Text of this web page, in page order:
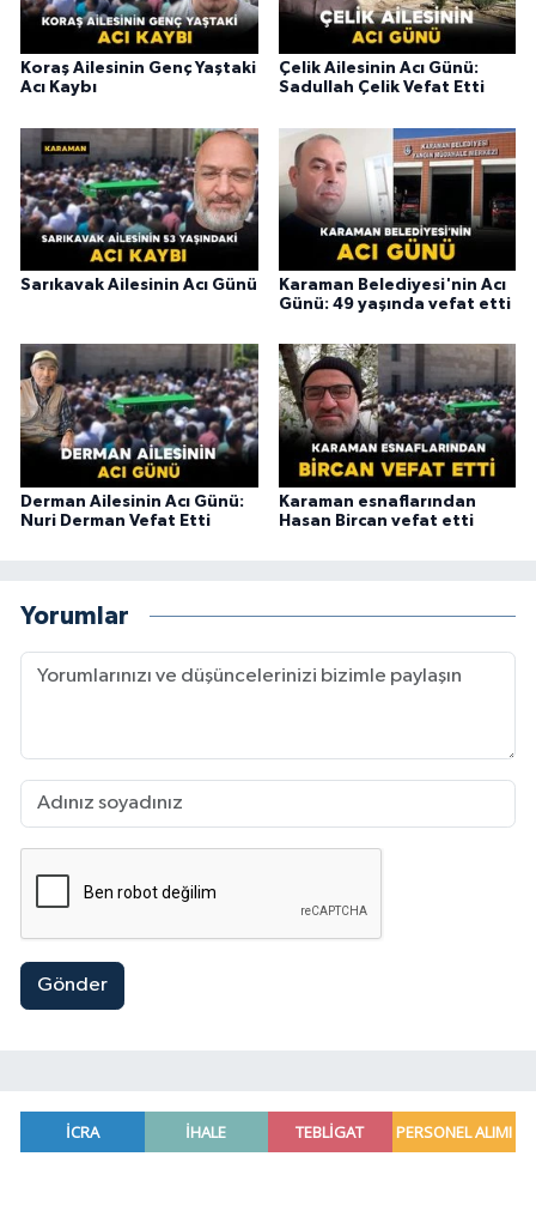
Koraş Ailesinin Genç Yaştaki
Acı Kaybı
Çelik Ailesinin Acı Günü:
Sadullah Çelik Vefat Etti
Sarıkavak Ailesinin Acı Günü
Karaman Belediyesi'nin Acı
Günü: 49 yaşında vefat etti
Derman Ailesinin Acı Günü:
Nuri Derman Vefat Etti
Karaman esnaflarından
Hasan Bircan vefat etti
Yorumlar
Gönder